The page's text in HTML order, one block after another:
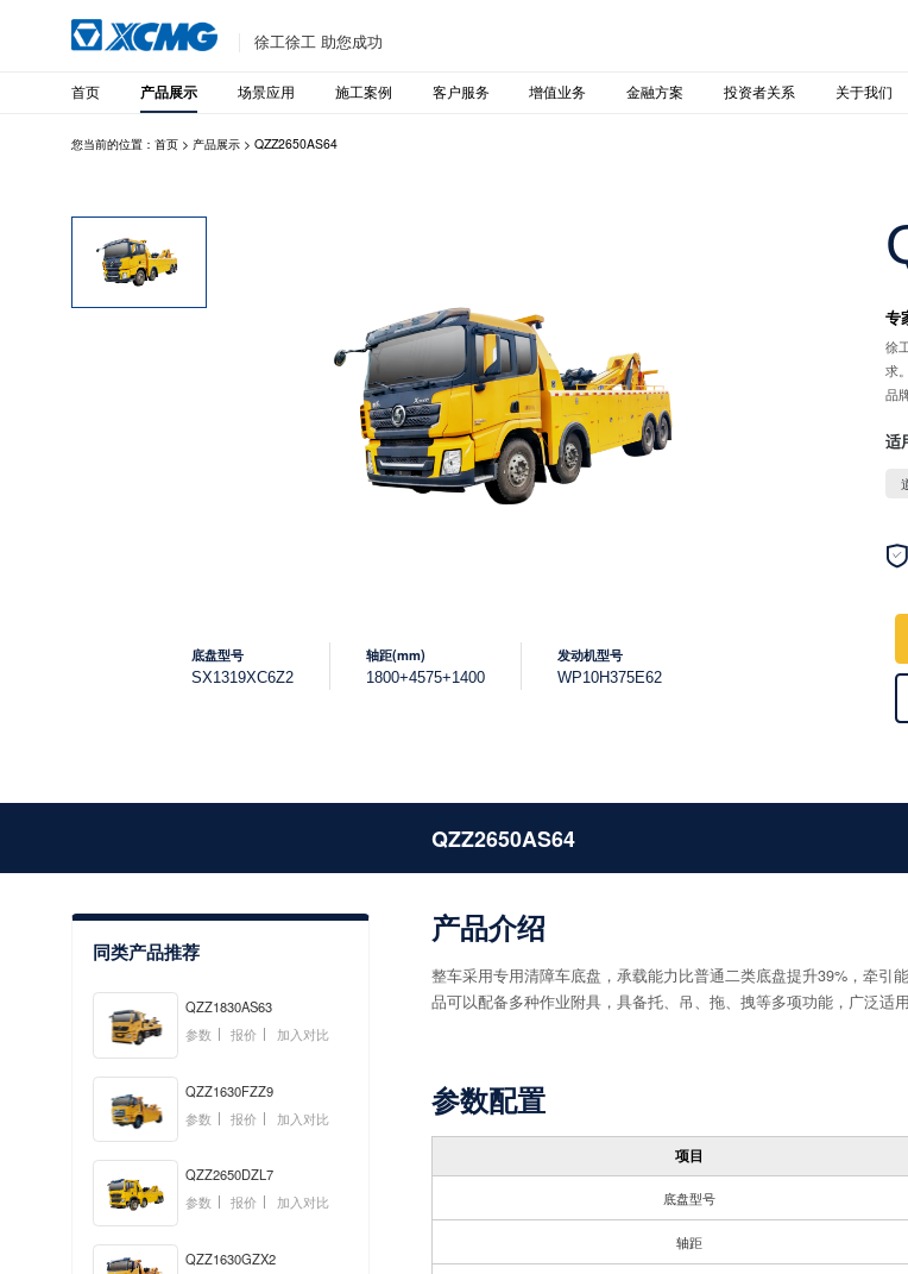
徐工徐工 助您成功
首页 产品展示 场景应用 施工案例 客户服务 增值业务 金融方案 投资者关系 关于我们
您当前的位置：首页 > 产品展示 >QZZ2650AS64
底盘型号
SX1319XC6Z2
轴距(mm)
1800+4575+1400
发动机型号
WP10H375E62
专
徐
求
品
适

QZZ2650AS64
同类产品推荐
QZZ1830AS63
参数
报价 加入对比
QZZ1630FZZ9
参数
报价 加入对比
QZZ2650DZL7
参数
报价 加入对比
QZZ1630GZX2
产品介绍
整车采用专用清障车底盘，承载能力比普通二类底盘提升39%，牵引
品可以配备多种作业附具，具备托、吊、拖、拽等多项功能，广泛适
参数配置
项目
底盘型号
轴距